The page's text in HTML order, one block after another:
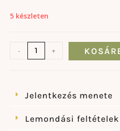
5 készleten
- +
Jelentkezés menete
Lemondási feltételek